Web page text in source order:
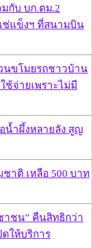
กับ บก.ตม.2
ช่แข็งฯ ที่สนามบิน
วนขโมยรถชาวบ้าน
ช้จ่ายเพราะไม่มี
น้ำผึ้งหลายลัง สูญ
าติ เหลือ 500 บาท
าชน” คืนสิทธิกว่า
ให้บริการ